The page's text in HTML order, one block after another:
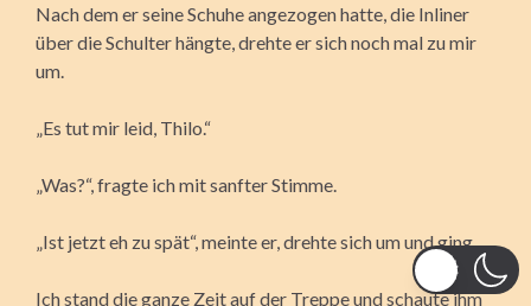
Nach dem er seine Schuhe angezogen hatte, die Inliner
über die Schulter hängte, drehte er sich noch mal zu mir
um.
„Es tut mir leid, Thilo.“
„Was?“, fragte ich mit sanfter Stimme.
„Ist jetzt eh zu spät“, meinte er, drehte sich um und ging.
Ich stand die ganze Zeit auf der Treppe und schaute ihm